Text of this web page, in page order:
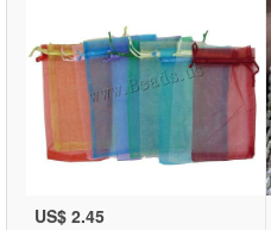
US$ 2.45